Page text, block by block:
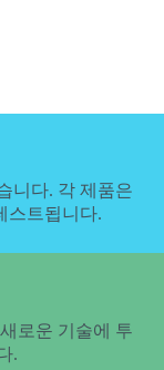
니다. 각 제품은
스트됩니다.
로운 기술에 투
.